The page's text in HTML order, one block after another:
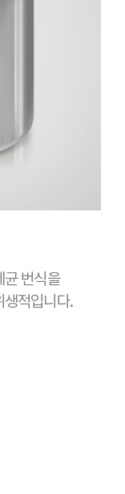
균 번식을
생적입니다.